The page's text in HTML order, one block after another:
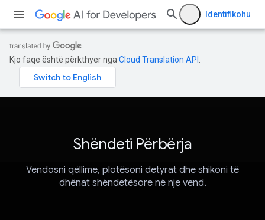
Identifikohu
Kjo faqe është përkthyer nga Cloud Translation API
Shëndeti Përbërja
Vendosni qëllime, plotësoni detyrat dhe shikoni të
dhënat shëndetësore në një vend.